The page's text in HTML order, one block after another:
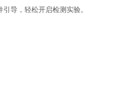
导，轻松开启检测实验。